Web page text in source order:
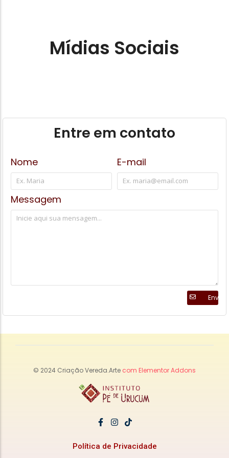
Mídias Sociais
Entre em contato
Nome E-mail
Messagem
Enviar
© 2024 Criação Vereda.Arte com Elementor Addons
Política de Privacidade